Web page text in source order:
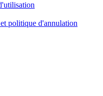
politique d'annulation